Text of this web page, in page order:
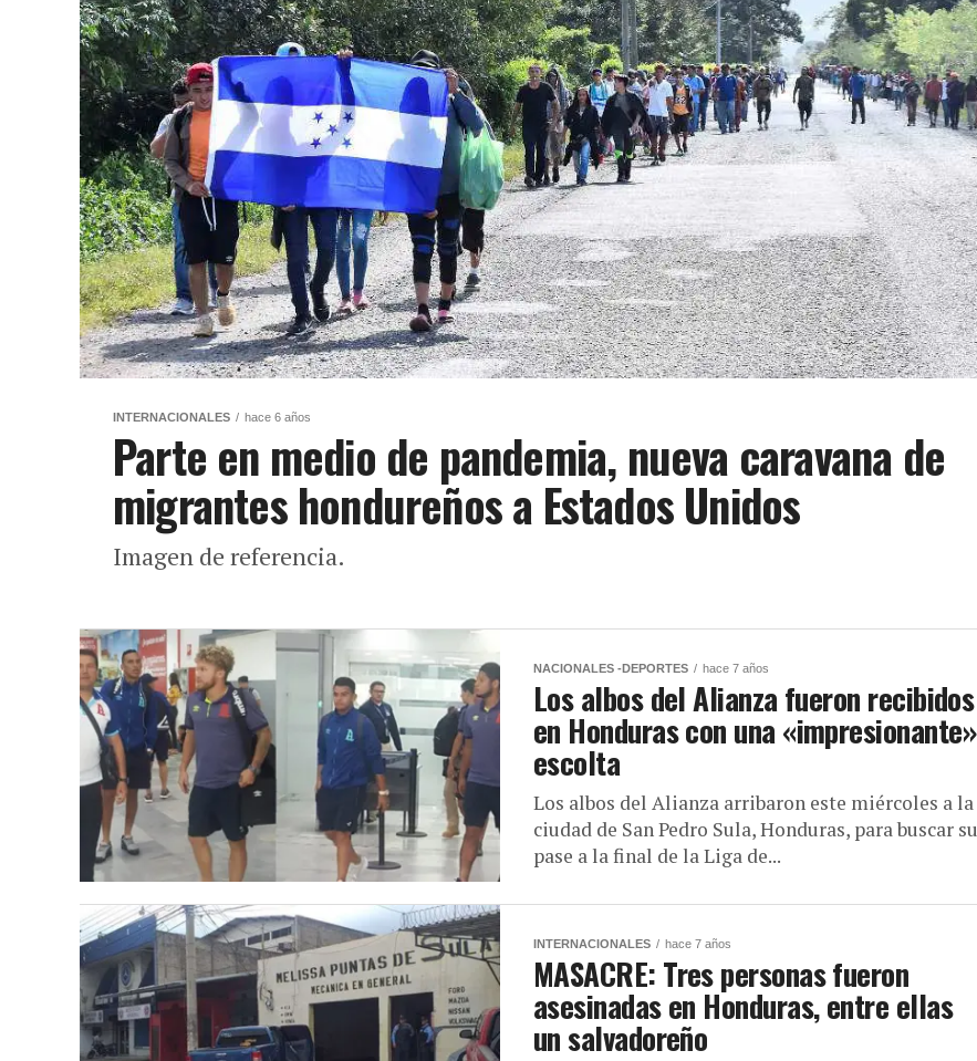
INTERNACIONALES hace 6 años
Parte en medio de pandemia, nueva caravana de
migrantes hondureños a Estados Unidos
Imagen de referencia.
NACIONALES -DEPORTES hace 7 años
Los albos del Alianza fueron recibidos
en Honduras con una «impresionante»
escolta
Los albos del Alianza arribaron este miércoles a la
ciudad de San Pedro Sula, Honduras, para buscar su
pase a la final de la Liga de...
INTERNACIONALES hace 7 años
MASACRE: Tres personas fueron
asesinadas en Honduras, entre ellas
un salvadoreño